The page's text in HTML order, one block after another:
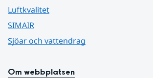
Luftkvalitet
SIMAIR
Sjöar och vattendrag
Om webbplatsen